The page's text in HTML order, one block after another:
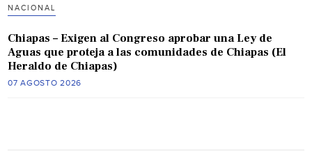
NACIONAL
Chiapas – Exigen al Congreso aprobar una Ley de
Aguas que proteja a las comunidades de Chiapas (El
Heraldo de Chiapas)
07 AGOSTO 2026